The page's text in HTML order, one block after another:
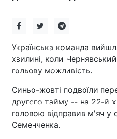
Українська команда
хвилині, коли
гольову можливість.
Синьо-жовті подвоїли
другого тайму -- на 22-й
головою відправив м'яч у
Семенченка.